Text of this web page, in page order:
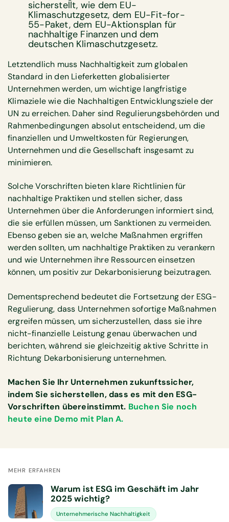
sicherstellt, wie dem EU-
Klimaschutzgesetz, dem EU-Fit-for-
55-Paket, dem EU-Aktionsplan für
nachhaltige Finanzen und dem
deutschen Klimaschutzgesetz.
Letztendlich muss Nachhaltigkeit zum globalen
Standard in den Lieferketten globalisierter
Unternehmen werden, um wichtige langfristige
Klimaziele wie die Nachhaltigen Entwicklungsziele der
UN zu erreichen. Daher sind Regulierungsbehörden und
Rahmenbedingungen absolut entscheidend, um die
finanziellen und Umweltkosten für Regierungen,
Unternehmen und die Gesellschaft insgesamt zu
minimieren.
Solche Vorschriften bieten klare Richtlinien für
nachhaltige Praktiken und stellen sicher, dass
Unternehmen über die Anforderungen informiert sind,
die sie erfüllen müssen, um Sanktionen zu vermeiden.
Ebenso geben sie an, welche Maßnahmen ergriffen
werden sollten, um nachhaltige Praktiken zu verankern
und wie Unternehmen ihre Ressourcen einsetzen
können, um positiv zur Dekarbonisierung beizutragen.
Dementsprechend bedeutet die Fortsetzung der ESG-
Regulierung, dass Unternehmen sofortige Maßnahmen
ergreifen müssen, um sicherzustellen, dass sie ihre
nicht-finanzielle Leistung genau überwachen und
berichten, während sie gleichzeitig aktive Schritte in
Richtung Dekarbonisierung unternehmen.
Machen Sie Ihr Unternehmen zukunftssicher,
indem Sie sicherstellen, dass es mit den ESG-
Vorschriften übereinstimmt. Buchen Sie noch
heute eine Demo mit Plan A.
MEHR ERFAHREN
Warum ist ESG im Geschäft im Jahr
2025 wichtig?
Unternehmerische Nachhaltigkeit